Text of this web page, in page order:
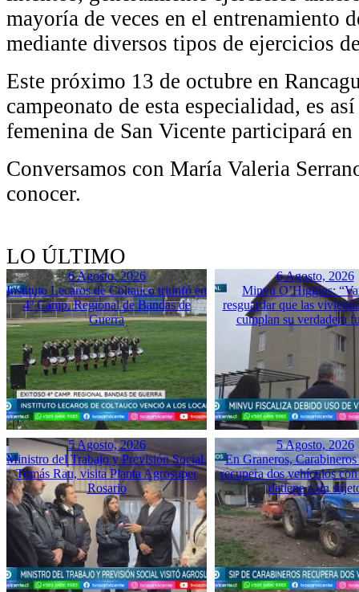
mayoría de veces en el entrenamiento
mediante diversos tipos de ejercicios
Este próximo 13 de octubre en
campeonato de esta especialidad, es
femenina de San Vicente participará en
Conversamos con María Valeria
conocer.
LO ÚLTIMO
6 Agosto, 2026
Instituto Lecaros de Coltauco triunfó en
4º Camp. Regional de Bandas de
Guerra
6 Agosto, 2026
Minvu O’Higgins:
resguardar que las
cumplan su verdadera
5 Agosto, 2026
Ministro del Trabajo y Previsión Social,
Tomás Rau, visita Planta Agrosuper
Rosario
5 Agosto, 2026
En Graneros,
recupera dos vehículos
detiene a un